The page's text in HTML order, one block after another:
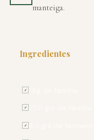
manteiga.
Ingredientes
✓
✓
✓